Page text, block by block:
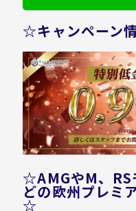
☆キャンペーン
☆AMGやM、RS
どの欧州プレミ
☆